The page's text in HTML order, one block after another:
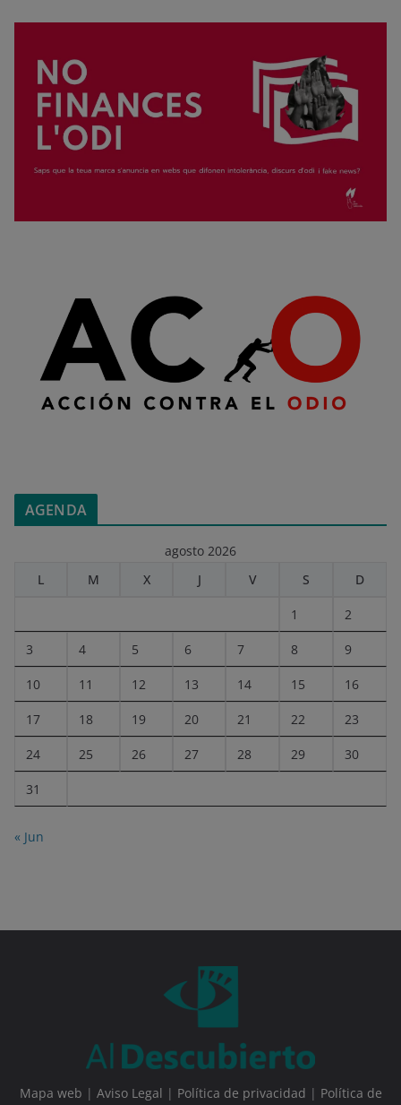
AGENDA
agosto 2026
L
M X J V S D
1 2
3 4 5 6 7 8 9
10 11 12 13 14 15 16
17 18 19 20 21 22 23
24 25 26 27 28 29 30
31
« Jun
Mapa web | Aviso Legal | Política de privacidad | Política de